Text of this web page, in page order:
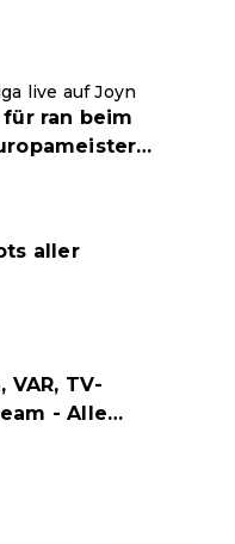
live auf Joyn
für ran beim
aller
TV-
- Alle